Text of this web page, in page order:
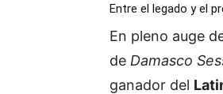
Entre el legado y el
En pleno auge
de Damasco
ganador del